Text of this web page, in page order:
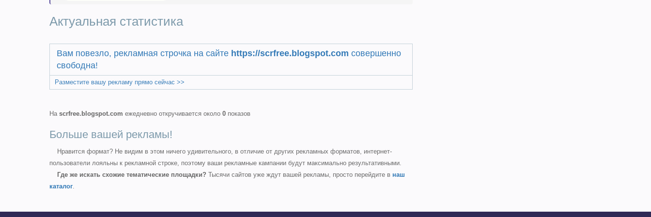
Актуальная статистика
Вам повезло, рекламная строчка на сайте https://scrfree.blogspot.com совершенно
свободна!
Разместите вашу рекламу прямо сейчас >>
На scrfree.blogspot.com ежедневно откручивается около 0 показов
Больше вашей рекламы!
Нравится формат? Не видим в этом ничего удивительного, в отличие от других рекламных форматов, интернет-
пользователи лояльны к рекламной строке, поэтому ваши рекламные кампании будут максимально результативными.
Где же искать схожие тематические площадки? Тысячи сайтов уже ждут вашей рекламы, просто перейдите в наш
каталог.